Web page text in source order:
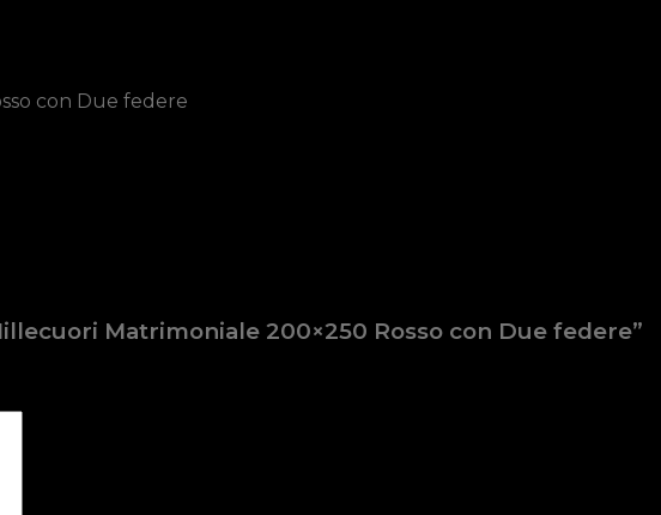
con Due federe
Matrimoniale 200×250 Rosso con Due federe”